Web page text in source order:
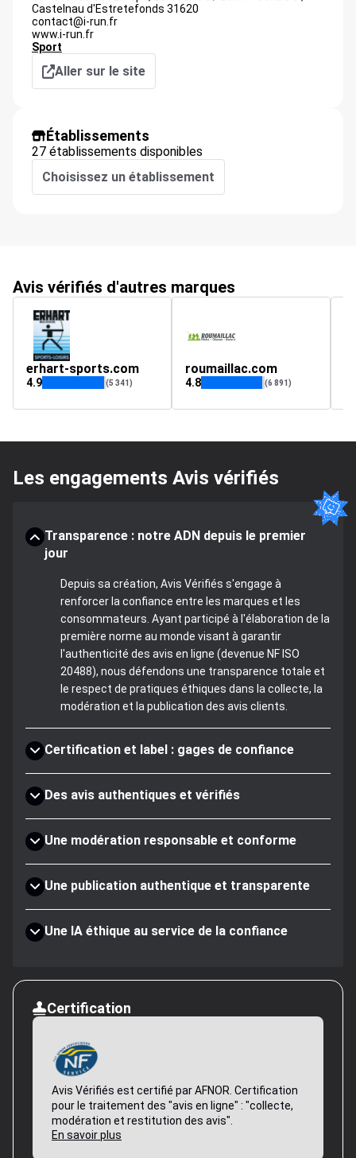
Castelnau d'Estretefonds 31620
contact@i-run.fr
www.i-run.fr
Sport
Aller sur le site
Établissements
27 établissements disponibles
Choisissez un établissement
Avis vérifiés d'autres marques
erhart-sports.com
4.9 (5 341)
roumaillac.com
4.8 (6 891)
Les engagements Avis vérifiés
Transparence : notre ADN depuis le premier
jour
Depuis sa création, Avis Vérifiés s'engage à
renforcer la confiance entre les marques et les
consommateurs. Ayant participé à l'élaboration de la
première norme au monde visant à garantir
l'authenticité des avis en ligne (devenue NF ISO
20488), nous défendons une transparence totale et
le respect de pratiques éthiques dans la collecte, la
modération et la publication des avis clients.
Certification et label : gages de confiance
Des avis authentiques et vérifiés
Une modération responsable et conforme
Une publication authentique et transparente
Une IA éthique au service de la confiance
Certification
Avis Vérifiés est certifié par AFNOR. Certification
pour le traitement des "avis en ligne" : "collecte,
modération et restitution des avis".
En savoir plus